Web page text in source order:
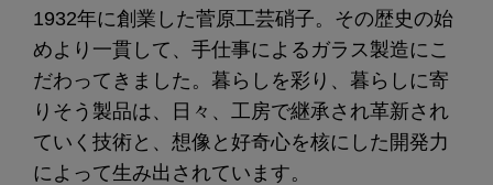
1932年に創業した菅原工芸硝子。その歴史の始
めより一貫して、手仕事によるガラス製造にこ
だわってきました。暮らしを彩り、暮らしに寄
りそう製品は、日々、工房で継承され革新され
ていく技術と、想像と好奇心を核にした開発力
によって生み出されています。